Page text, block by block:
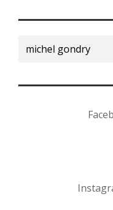
Search
for: